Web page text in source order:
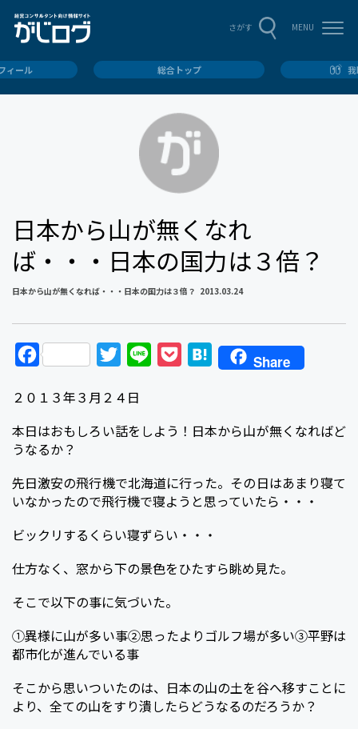
さがす MENU
ィール 総合トップ
日本から山が無くなれ
ば・・・日本の国力は３倍？
日本から山が無くなれば・・・日本の国力は３倍？ 2013.03.24
F
c
e
b
o
o
i
t
e
r
k
t
H
e
a
Share
２０１３年３月２４日
本日はおもしろい話をしよう！日本から山が無くなればど
うなるか？
先日激安の飛行機で北海道に行った。その日はあまり寝て
いなかったので飛行機で寝ようと思っていたら・・・
ビックリするくらい寝ずらい・・・
仕方なく、窓から下の景色をひたすら眺め見た。
そこで以下の事に気づいた。
①異様に山が多い事②思ったよりゴルフ場が多い③平野は
都市化が進んでいる事
そこから思いついたのは、日本の山の土を谷へ移すことに
より、全ての山をすり潰したらどうなるのだろうか？